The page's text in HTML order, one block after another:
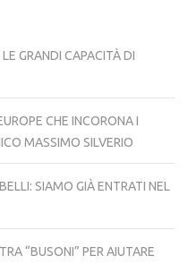
GRANDI CAPACITÀ DI
CHE INCORONA I
MASSIMO SILVERIO
SIAMO GIÀ ENTRATI NEL
“BUSONI” PER AIUTARE